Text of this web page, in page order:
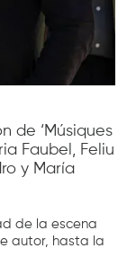
de ‘Músiques
Faubel, Feliu
y María
de la escena
autor, hasta la